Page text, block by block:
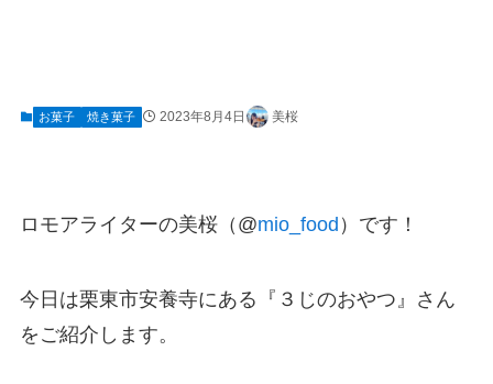
お菓子 焼き菓子 2023年8月4日 美桜
ロモアライターの美桜（@mio_food ）です！
今日は栗東市安養寺にある『３じのおやつ』さん
をご紹介します。